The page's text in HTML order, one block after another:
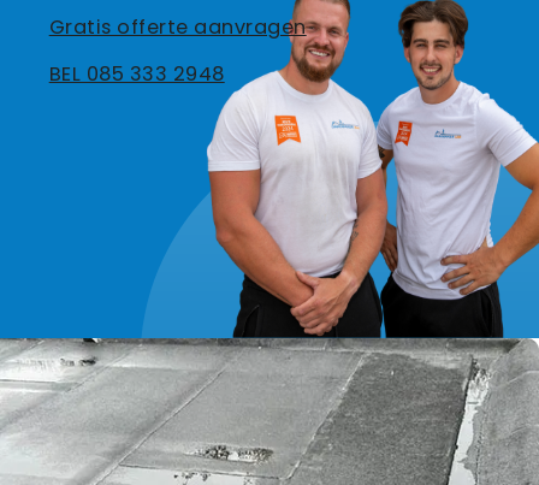
Gratis offerte aanvragen
BEL 085 333 2948